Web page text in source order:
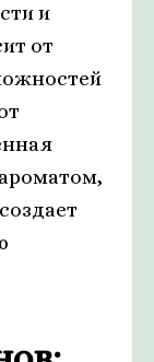
и
от